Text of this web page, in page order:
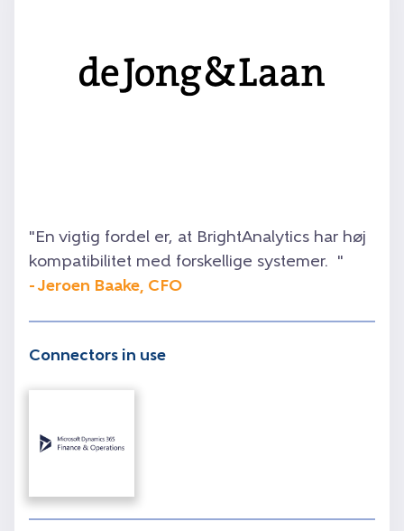
"En vigtig fordel er, at BrightAnalytics har høj
kompatibilitet med forskellige systemer. "
- Jeroen Baake, CFO
Connectors in use